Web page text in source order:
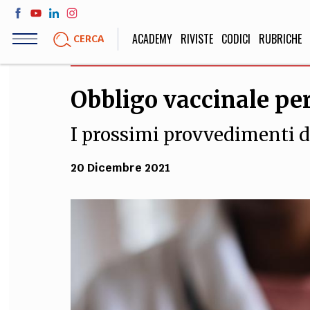
Salta
contenuto
CERCA ACADEMY RIVISTE CODICI RUBRICHE
LIFE STYLE
Sport, Cucina, Viaggi,
Moda
SOCIETÀ
Politica,
Educazione,
STORIA E
Scienze
umanistiche,
Obbligo vaccinale
I prossimi provvedimenti
20 Dicembre 2021